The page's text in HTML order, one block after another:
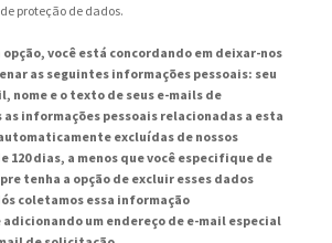
proteção de dados.
você está concordando em deixar-nos
as seguintes informações pessoais: seu
nome e o texto de seus e-mails de
informações pessoais relacionadas a esta
excluídas de nossos
120 dias, a menos que você especifique de
tenha a opção de excluir esses dados
coletamos essa informação
um endereço de e-mail especial